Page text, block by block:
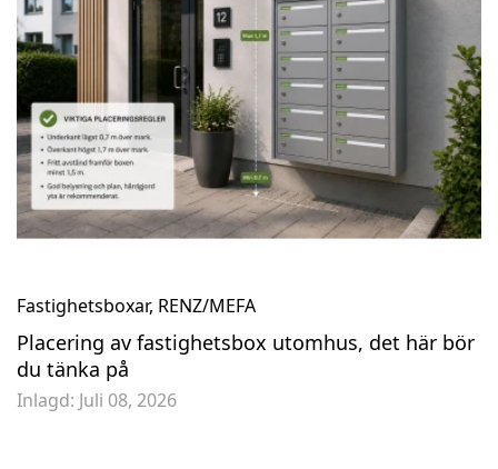
Fastighetsboxar, RENZ/MEFA
Placering av fastighetsbox utomhus, det här bör
du tänka på
Inlagd: Juli 08, 2026